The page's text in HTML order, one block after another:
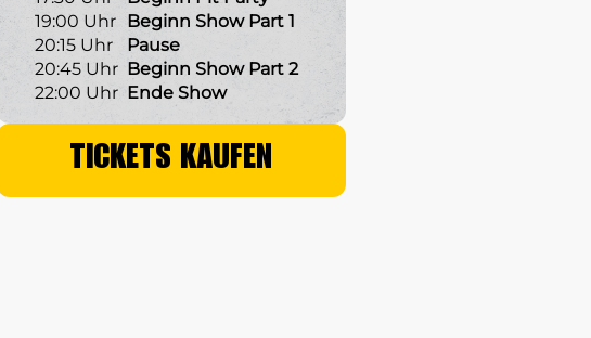
19:00 Uhr
Beginn Show Part 1
20:15 Uhr
Pause
20:45 Uhr Beginn Show Part 2
22:00 Uhr Ende Show
TICKETS KAUFEN